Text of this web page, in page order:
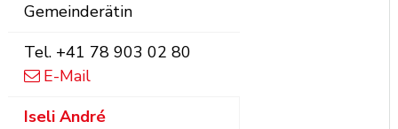
Gemeinderätin
Tel. +41 78 903 02 80
E-Mail
Iseli André